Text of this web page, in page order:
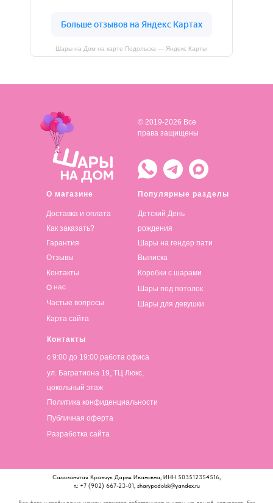
Шары на Дом на карте Подольска — Яндекс Карты
О магазине
Доставка и оплата
Популярные разделы
Детский День
рождения
Контакты
© 2019-2026 Все
права защищены
Как заказать?
Гарантия
Отзывы
Контакты
О нас
Частые вопросы
Карта сайта
Шары на гендер пати
Выписка
Коробки с шарами
Шары под потолок
Шары для девушки
с 9:00 до 19:00 работа офиса
ул. Багратиона 19, ТЦ Люкс,
цокольный этаж
Политика конфиденциальности
Публичная оферта
Разработка сайта
Самозанятая Кравчук Дарья Ивановна, ИНН 503512354516,
т.: +7 (902) 667-23-01, sharypodolsk@yandex.ru